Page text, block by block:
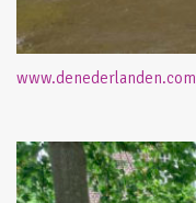
www.denederlanden.com